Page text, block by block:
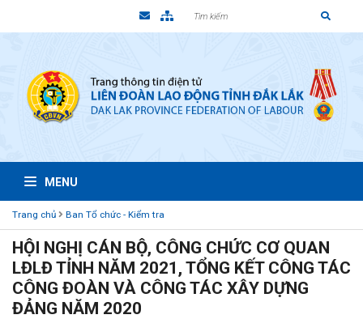
MENU
Trang chủ Ban Tổ chức - Kiểm tra
HỘI NGHỊ CÁN BỘ, CÔNG CHỨC CƠ QUAN
LĐLĐ TỈNH NĂM 2021, TỔNG KẾT CÔNG TÁC
CÔNG ĐOÀN VÀ CÔNG TÁC XÂY DỰNG
ĐẢNG NĂM 2020